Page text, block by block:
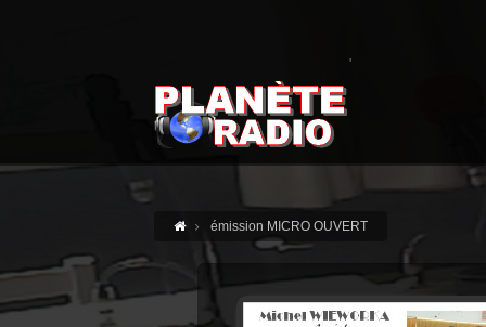
'
émission MICRO OUVERT